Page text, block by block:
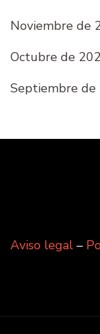
Noviembre de
Octubre de
Septiembre de
Aviso legal –